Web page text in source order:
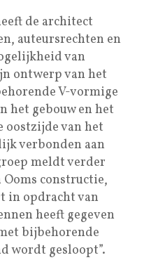
de architect
auteursrechten en
van
ontwerp van het
V-vormige
het gebouw en het
oostzijde van het
verbonden aan
meldt verder
constructie,
in opdracht van
heeft gegeven
bijbehorende
wordt gesloopt”.